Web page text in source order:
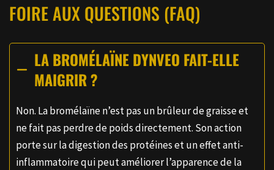
FOIRE AUX QUESTIONS (FAQ)
LA BROMÉLAÏNE DYNVEO FAIT-ELLE
MAIGRIR ?
Non. La bromélaïne n’est pas un brûleur de graisse et
ne fait pas perdre de poids directement. Son action
porte sur la digestion des protéines et un effet anti-
inflammatoire qui peut améliorer l’apparence de la